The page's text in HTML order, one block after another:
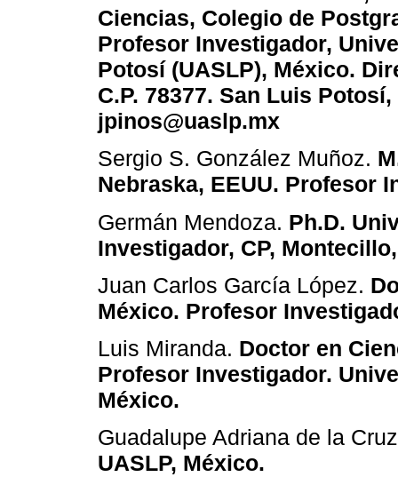
Ciencias, Colegio de
Profesor Investigador,
Potosí (UASLP), México.
C.P. 78377. San Luis
jpinos@uaslp.mx
Sergio S. González Muñoz.
Nebraska, EEUU. Profesor
Germán Mendoza. Ph.D.
Investigador, CP,
Juan Carlos García López.
México. Profesor
Luis Miranda. Doctor en
Profesor Investigador.
México.
Guadalupe Adriana de la
UASLP, México.